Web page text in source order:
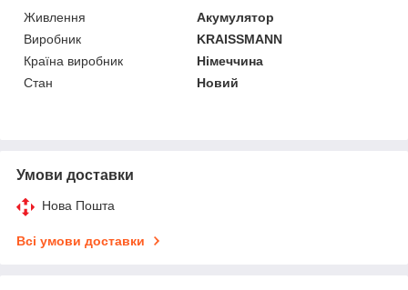
Живлення
Акумулятор
Виробник
KRAISSMANN
Країна виробник
Німеччина
Стан
Новий
Умови доставки
Нова Пошта
Всі умови доставки